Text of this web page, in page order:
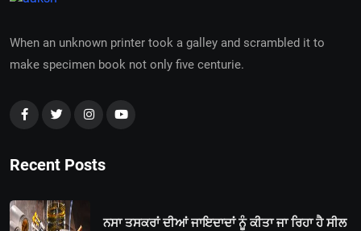
When an unknown printer took a galley and scrambled it to
make specimen book not only five centurie.
Recent Posts
ਨਸਾ ਤਸਕਰਾਂ ਦੀਆਂ ਜਾਇਦਾਦਾਂ ਨੂੰ ਕੀਤਾ ਜਾ ਰਿਹਾ ਹੈ ਸੀਲ